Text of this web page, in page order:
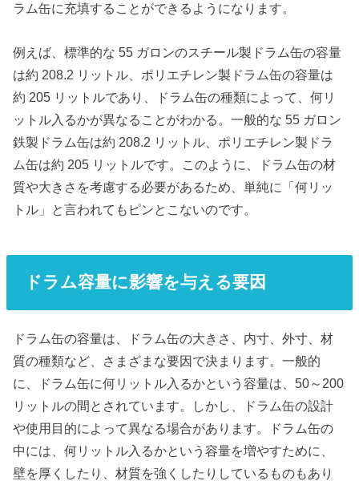
ラム缶に充填することができるようになります。
例えば、標準的な 55 ガロンのスチール製ドラム缶の容量
は約 208.2 リットル、ポリエチレン製ドラム缶の容量は
約 205 リットルであり、ドラム缶の種類によって、何リ
ットル入るかが異なることがわかる。一般的な 55 ガロン
鉄製ドラム缶は約 208.2 リットル、ポリエチレン製ドラ
ム缶は約 205 リットルです。このように、ドラム缶の材
質や大きさを考慮する必要があるため、単純に「何リッ
トル」と言われてもピンとこないのです。
ドラム容量に影響を与える要因
ドラム缶の容量は、ドラム缶の大きさ、内寸、外寸、材
質の種類など、さまざまな要因で決まります。一般的
に、ドラム缶に何リットル入るかという容量は、50～200
リットルの間とされています。しかし、ドラム缶の設計
や使用目的によって異なる場合があります。ドラム缶の
中には、何リットル入るかという容量を増やすために、
壁を厚くしたり、材質を強くしたりしているものもあり